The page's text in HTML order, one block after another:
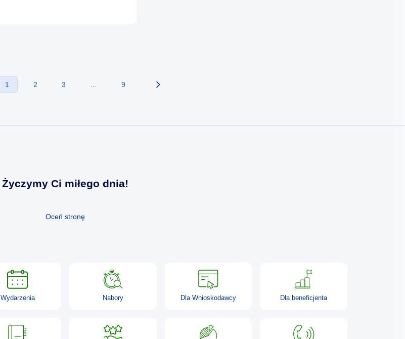
1 2 3 9
Życzymy Ci miłego dnia!
Oceń stronę
Wydarzenia Nabory Dla Wnioskodawcy Dla beneficjenta